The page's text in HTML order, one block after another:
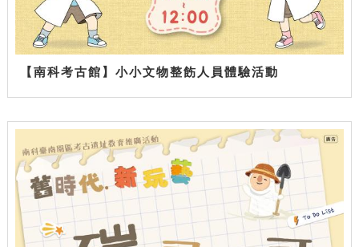
【南科考古館】小小文物整飭人員體驗活動